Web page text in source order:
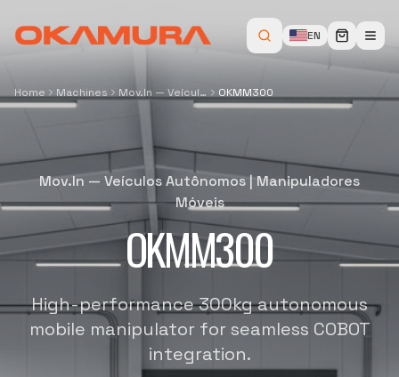
EN
Home Machines Mov.In — Veículos Autônomos OKMM300
Mov.In — Veículos Autônomos|Manipuladores
Móveis
OKMM300
High-performance 300kg autonomous
mobile manipulator for seamless COBOT
integration.